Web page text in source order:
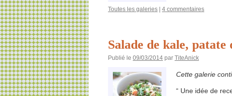
Toutes les galeries 4 commentaires
Salade de kale,
Publié le 09/03/2014 par TiteAnick
Cette galerie
“ Une idée de